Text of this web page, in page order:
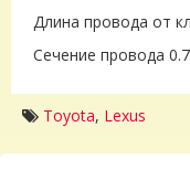
Длина провода от
Сечение провода
Toyota, Lexus